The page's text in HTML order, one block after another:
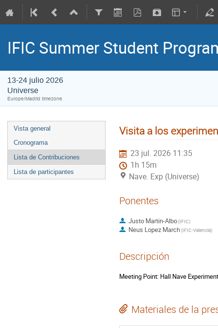
IFIC Summer Student
13-24 julio 2026
Universe
Europe/Madrid timezone
Vista general
Cronograma
Lista de Contribuciones
Lista de participantes
Visita a los
23 jul. 2026 11:35
1h 15m
Nave. Exp (Universe)
Ponentes
Justo Martin-Albo(IFIC)
Neus Lopez March(IFIC-Valencia)
Descripción
Meeting Point: Hall Nave
Materiales de la